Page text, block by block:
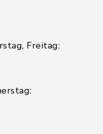
Freitag: